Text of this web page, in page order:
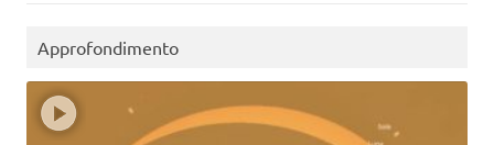
Approfondimento